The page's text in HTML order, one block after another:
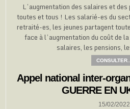
L’augmentation des salaires et
toutes et tous ! Les salarié-es du
retraité-es, les jeunes partagent
face à l’augmentation du coût de
salaires, les pensions,
CONSULTER...
Appel national inter-
GUERRE EN
15/02/2022